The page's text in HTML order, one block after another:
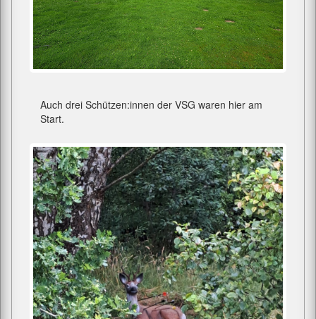
Auch drei Schützen:innen der VSG waren hier am
Start.